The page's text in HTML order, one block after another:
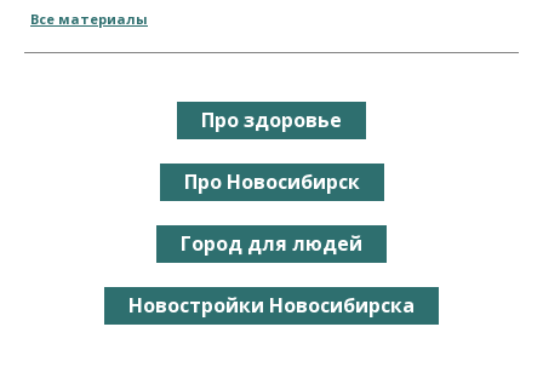
Все материалы
Про здоровье
Про Новосибирск
Город для людей
Новостройки Новосибирска